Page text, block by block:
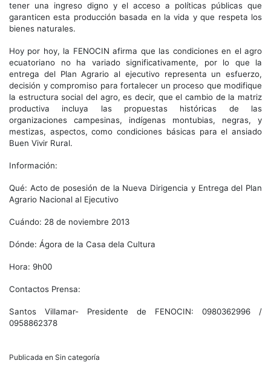
tener una ingreso digno y el acceso a políticas públicas que
garanticen esta producción basada en la vida y que respeta los
bienes naturales.
Hoy por hoy, la FENOCIN afirma que las condiciones en el agro
ecuatoriano no ha variado significativamente, por lo que la
entrega del Plan Agrario al ejecutivo representa un esfuerzo,
decisión y compromiso para fortalecer un proceso que modifique
la estructura social del agro, es decir, que el cambio de la matriz
productiva incluya las propuestas históricas de las
organizaciones campesinas, indígenas montubias, negras, y
mestizas, aspectos, como condiciones básicas para el ansiado
Buen Vivir Rural.
Información:
Qué: Acto de posesión de la Nueva Dirigencia y Entrega del Plan
Agrario Nacional al Ejecutivo
Cuándo: 28 de noviembre 2013
Dónde: Ágora de la Casa dela Cultura
Hora: 9h00
Contactos Prensa:
Santos Villamar- Presidente de FENOCIN: 0980362996 /
0958862378
Publicada en Sin categoría